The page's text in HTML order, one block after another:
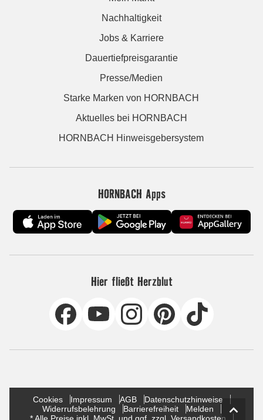
Nachhaltigkeit
Jobs & Karriere
Dauertiefpreisgarantie
Presse/Medien
Starke Marken von HORNBACH
Aktuelles bei HORNBACH
HORNBACH Hinweisgebersystem
HORNBACH Apps
Hier fließt Herzblut
Cookies Impressum AGB
Datenschutzhinweise
Widerrufsbelehrung
Barrierefreiheit
Melden